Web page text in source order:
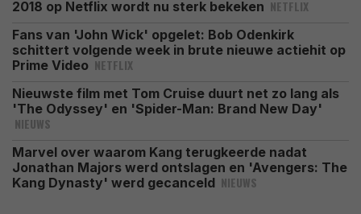
2018 op Netflix wordt nu sterk bekeken NETFLIX
Fans van 'John Wick' opgelet: Bob Odenkirk
schittert volgende week in brute nieuwe actiehit op
Prime Video NETFLIX
Nieuwste film met Tom Cruise duurt net zo lang als
'The Odyssey' en 'Spider-Man: Brand New Day'
NIEUWS
Marvel over waarom Kang terugkeerde nadat
Jonathan Majors werd ontslagen en 'Avengers: The
Kang Dynasty' werd gecanceld NIEUWS